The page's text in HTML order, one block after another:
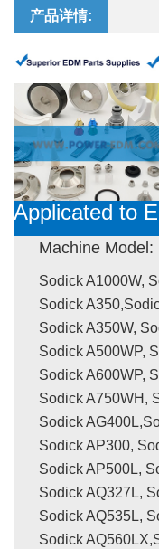
产品详情:
Applicated to
Machine Model:
Sodick A1000W,
Sodick
Sodick A350W,
Sodick A500WP,
Sodick A600WP,
Sodick A750WH,
Sodick
Sodick AP300,
Sodick AP500L,
Sodick AQ327L,
Sodick AQ535L,
Sodick